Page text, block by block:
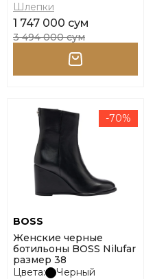
Шлепки
1 747 000 сум
3 494 000 сум
-70%
BOSS
Женские черные
ботильоны BOSS Nilufar
размер 38
Цвета:
Черный